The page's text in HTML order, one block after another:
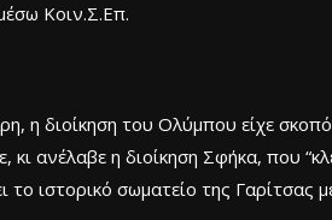
Kοιν.Σ.Επ.
διοίκηση του Ολύμπου είχε
κι ανέλαβε η διοίκηση Σφήκα, που
ιστορικό σωματείο της Γαρίτσας